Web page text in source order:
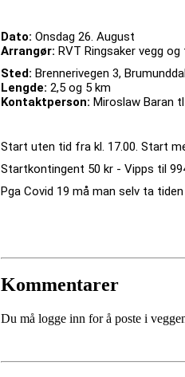
Dato: Onsdag 26. August
Arrangør: RVT Ringsaker vegg og
Sted: Brennerivegen 3,
Lengde: 2,5 og 5 km
Kontaktperson: Miroslaw Baran
Start uten tid fra kl. 17.00. Start
Startkontingent 50 kr - Vipps til
Pga Covid 19 må man selv ta
Kommentarer
Du må logge inn for å poste i